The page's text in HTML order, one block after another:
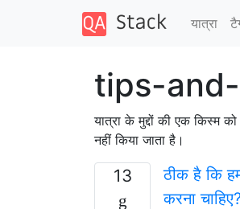
यात्रा
tips-and-
यात्रा के मुद्दों की एक किस्म
नहीं किया जाता है।
13
ठीक है कि
करना चाहिए?